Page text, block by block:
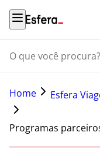
O que você procura?
Home Esfera
Programas